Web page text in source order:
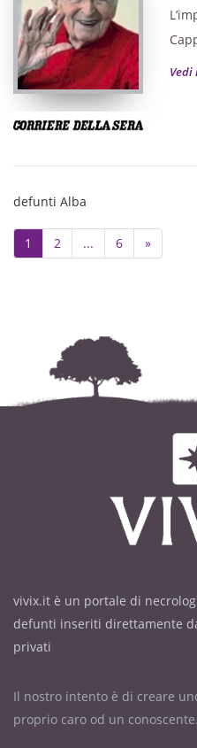
a
Vedi
defunti Alba
1 2 ... 6 »Next
vivix.it è un portale di
defunti inseriti direttamente
privati
Il nostro intento è di creare
proprio caro od un conoscente.